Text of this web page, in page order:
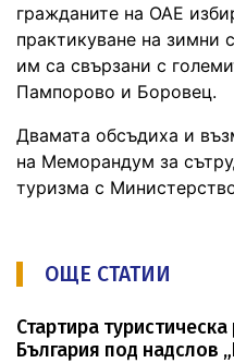
гражданите на ОАЕ
практикуване на зимни
им са свързани с
Пампорово и Боровец.
Двамата обсъдиха и
на Меморандум за
туризма с
ОЩЕ СТАТИИ
Стартира
България под надслов